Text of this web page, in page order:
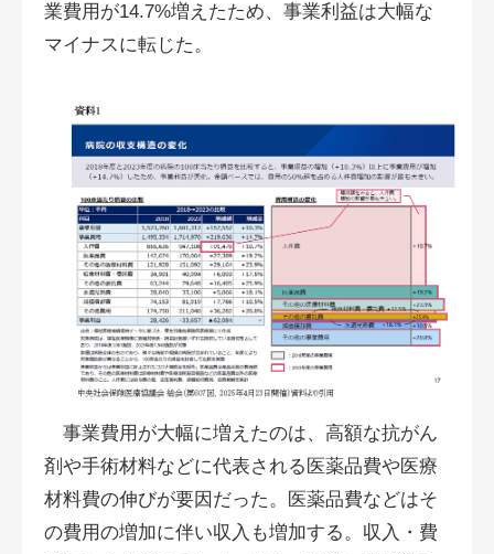
業費用が14.7%増えたため、事業利益は大幅な
マイナスに転じた。
事業費用が大幅に増えたのは、高額な抗がん
剤や手術材料などに代表される医薬品費や医療
材料費の伸びが要因だった。医薬品費などはそ
の費用の増加に伴い収入も増加する。収入・費